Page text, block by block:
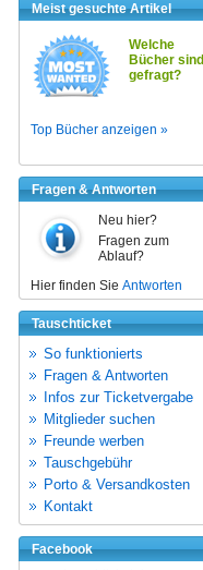
Meist gesuchte Artikel
Welche
Bücher sind
gefragt?
Top Bücher anzeigen »
Fragen & Antworten
Neu hier?
Fragen zum
Ablauf?
Hier finden Sie Antworten
Tauschticket
So funktionierts
Fragen & Antworten
Infos zur Ticketvergabe
Mitglieder suchen
Freunde werben
Tauschgebühr
Porto & Versandkosten
Kontakt
Facebook